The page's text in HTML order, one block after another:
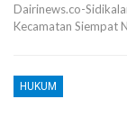
Dairinews.co-
Kecamatan Siempat
HUKUM